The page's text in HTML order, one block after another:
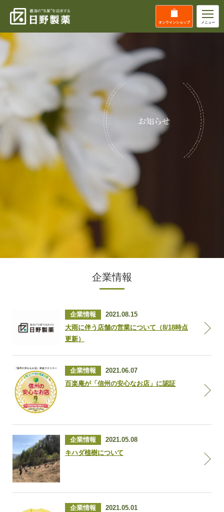
オンラインショップ メニュー
企業情報
企業情報
2021.08.15
大雨に伴う店舗の営業について（8/18時点
更新）
企業情報
2021.06.07
百楽庵が「信州の安心なお店」に認証
企業情報
2021.05.08
キハダ植樹について
企業情報
2021.05.01